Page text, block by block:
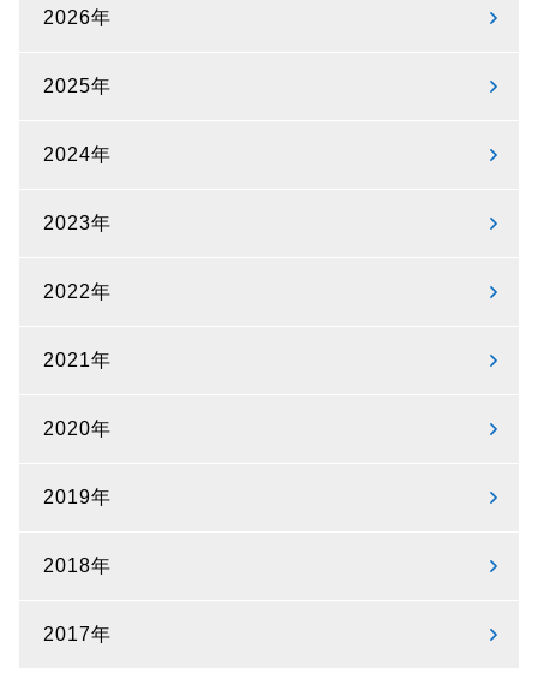
2026年
2025年
2024年
2023年
2022年
2021年
2020年
2019年
2018年
2017年